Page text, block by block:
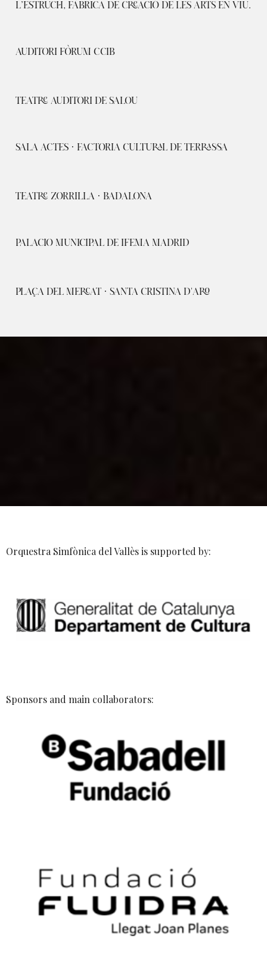
L’ESTRUCH, FÀBRICA DE CREACIÓ DE LES ARTS EN VIU.
AUDITORI FÒRUM CCIB
TEATRE AUDITORI DE SALOU
SALA ACTES · FACTORIA CULTURAL DE TERRASSA
TEATRE ZORRILLA · BADALONA
PALACIO MUNICIPAL DE IFEMA MADRID
PLAÇA DEL MERCAT · SANTA CRISTINA D'ARO
Orquestra Simfònica del Vallès is supported by:
Sponsors and main collaborators: